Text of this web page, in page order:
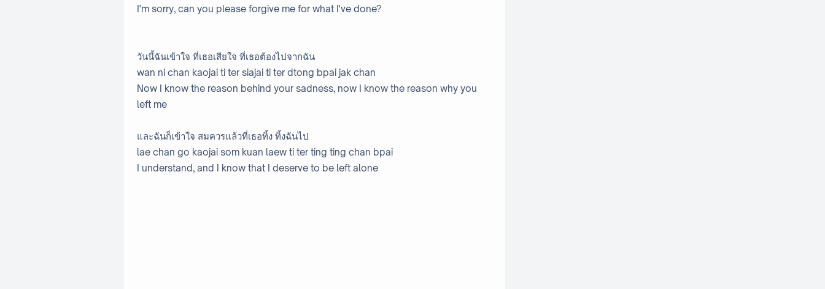
I'm sorry, can you please forgive me for what I've done?
วันนี้ฉันเข้าใจ ที่เธอเสียใจ ที่เธอต้องไปจากฉัน
wan ni chan kaojai ti ter siajai ti ter dtong bpai jak chan
Now I know the reason behind your sadness, now I know the reason why you
left me
และฉันก็เข้าใจ สมควรแล้วที่เธอทิ้ง ทิ้งฉันไป
lae chan go kaojai som kuan laew ti ter ting ting chan bpai
I understand, and I know that I deserve to be left alone